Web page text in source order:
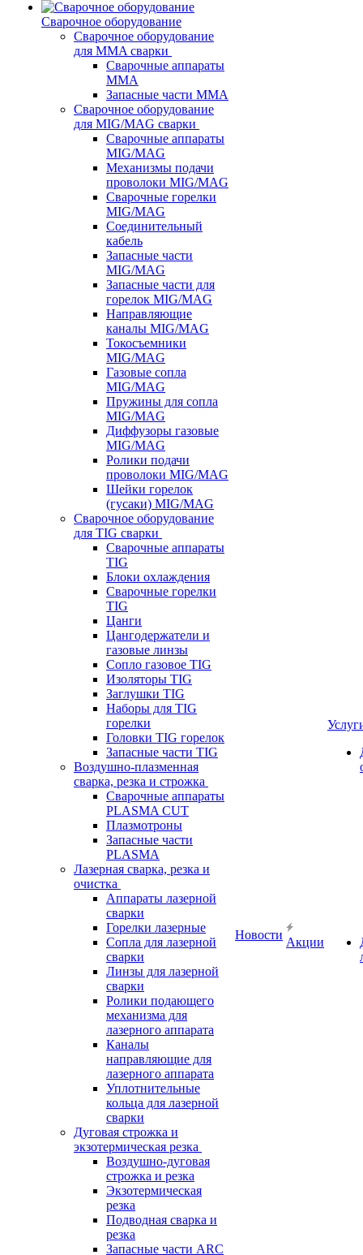
Сварочное оборудование
Сварочное оборудование
для MMA сварки
Сварочные аппараты
MMA
Запасные части MMA
Сварочное оборудование
для MIG/MAG сварки
Сварочные аппараты
MIG/MAG
Механизмы подачи
проволоки MIG/MAG
Сварочные горелки
MIG/MAG
Соединительный
кабель
Запасные части
MIG/MAG
Запасные части для
горелок MIG/MAG
Направляющие
каналы MIG/MAG
Токосъемники
MIG/MAG
Газовые сопла
MIG/MAG
Пружины для сопла
MIG/MAG
Диффузоры газовые
MIG/MAG
Ролики подачи
проволоки MIG/MAG
Шейки горелок
(гусаки) MIG/MAG
Сварочное оборудование
для TIG сварки
Сварочные аппараты
TIG
Блоки охлаждения
Сварочные горелки
TIG
Цанги
Цангодержатели и
газовые линзы
Сопло газовое TIG
Изоляторы TIG
Заглушки TIG
Наборы для TIG
горелки
Головки TIG горелок
Запасные части TIG
Воздушно-плазменная
сварка, резка и строжка
Сварочные аппараты
PLASMA CUT
Плазмотроны
Запасные части
PLASMA
Лазерная сварка, резка и
очистка
Аппараты лазерной
сварки
Горелки лазерные
Сопла для лазерной
сварки
Линзы для лазерной
сварки
Ролики подающего
механизма для
лазерного аппарата
Каналы
направляющие для
лазерного аппарата
Уплотнительные
кольца для лазерной
сварки
Дуговая строжка и
экзотермическая резка
Воздушно-дуговая
строжка и резка
Экзотермическая
резка
Подводная сварка и
резка
Запасные части ARC
Новости
Акции